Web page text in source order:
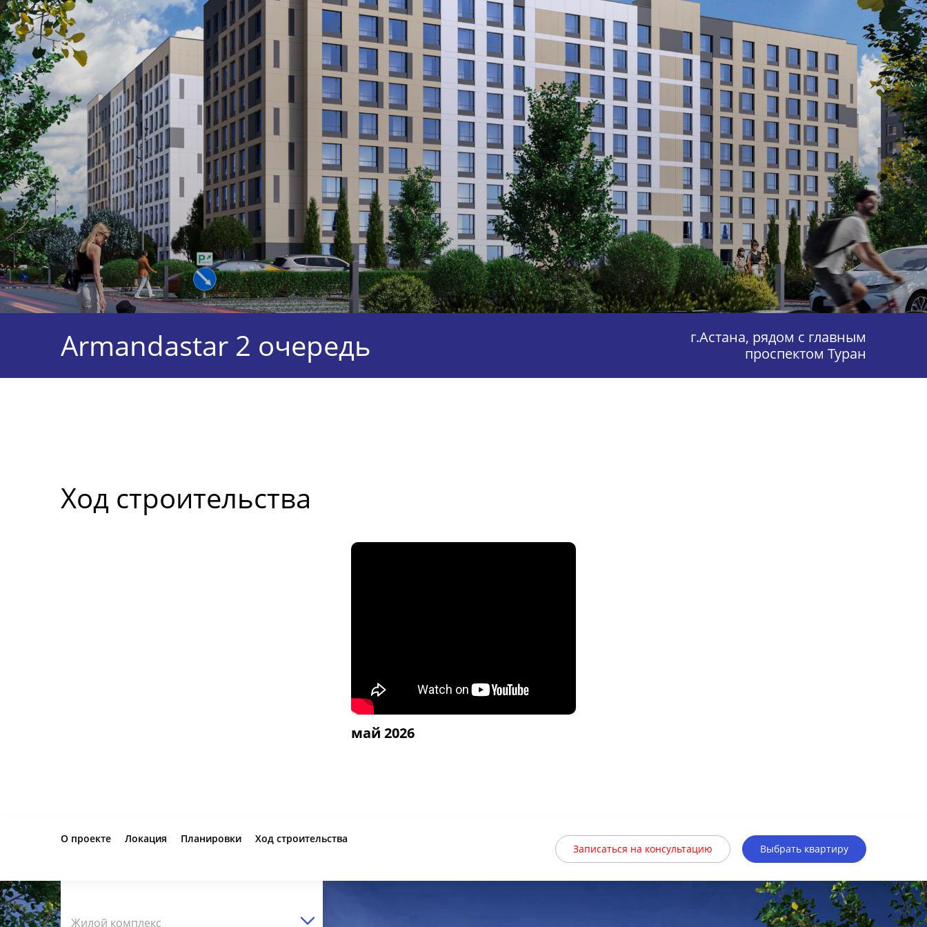
Armandastar 2 очередь
г.Астана, рядом с главным
проспектом Туран
Ход строительства
май 2026
О проекте Локация Планировки Ход строительства
Записаться на консультацию Выбрать квартиру
Жилой комплекс